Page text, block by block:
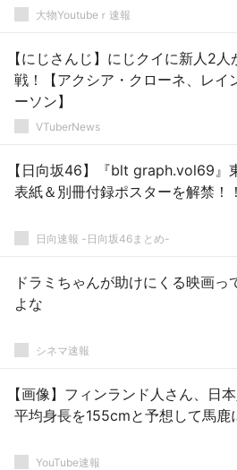
大物Youtubeｒ速報
【にじさんじ】にじクイに新人2人
戦！【アクシア・クローネ、レイ
ーソン】
VTuberNews
【日向坂46】『blt graph.vol69』
表紙＆別冊付録ポスターを解禁！
日向速報 -日向坂46まとめ-
ドラミちゃんが助けにくる映画っ
よな
シネマ速報
【画像】フィンランド人さん、日
平均身長を155cmと予想して馬鹿
YouTube速報